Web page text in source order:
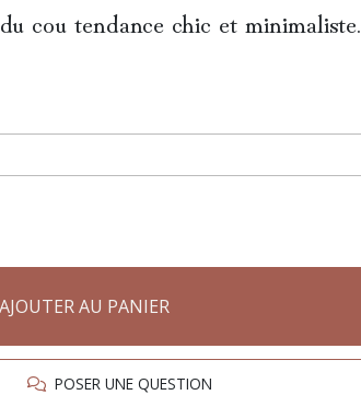
cou tendance chic et minimaliste.
AJOUTER AU PANIER
POSER UNE QUESTION